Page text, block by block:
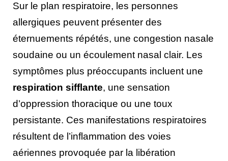
Sur le plan respiratoire, les personnes
allergiques peuvent présenter des
éternuements répétés, une congestion nasale
soudaine ou un écoulement nasal clair. Les
symptômes plus préoccupants incluent une
respiration sifflante, une sensation
d’oppression thoracique ou une toux
persistante. Ces manifestations respiratoires
résultent de l’inflammation des voies
aériennes provoquée par la libération